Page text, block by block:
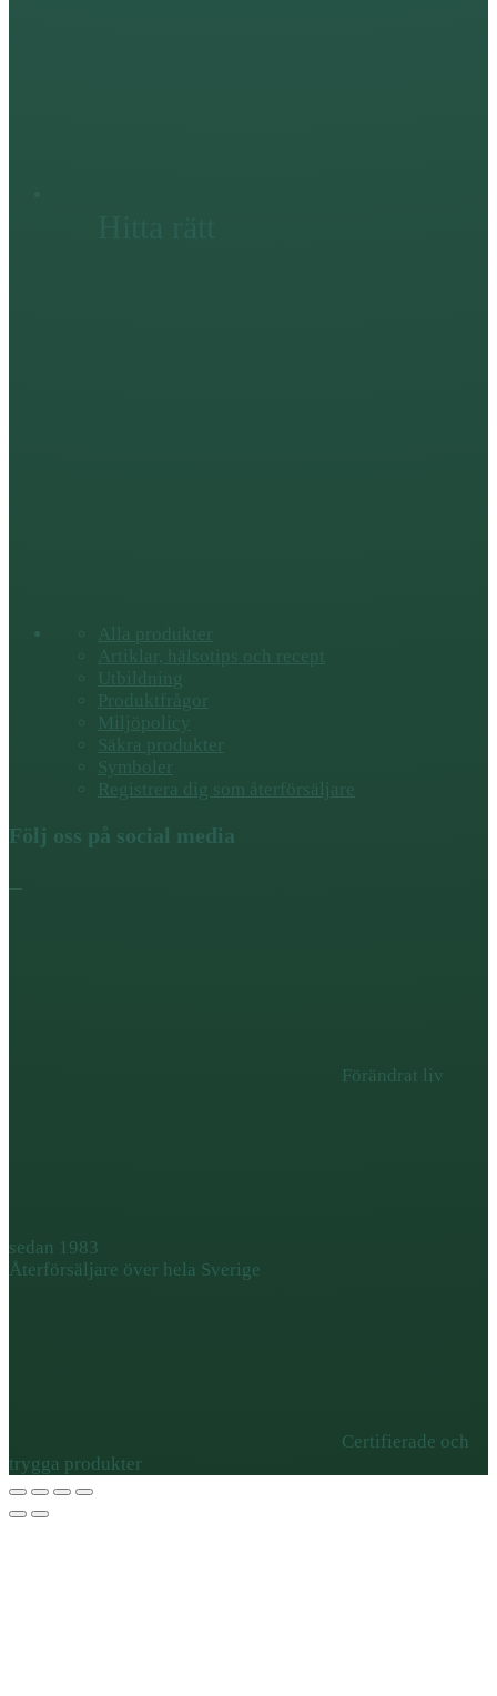
Alla produkter
Artiklar, hälsotips och recept
Utbildning
Produktfrågor
Miljöpolicy
Säkra produkter
Symboler
Registrera dig som återförsäljare
Följ oss på social media
Förändrat liv
sedan 1983
Återförsäljare över hela Sverige
Certifierade och
trygga produkter